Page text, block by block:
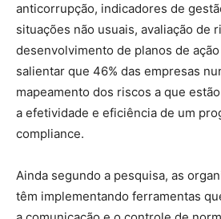
anticorrupção, indicadores de
situações não usuais, avaliação de
desenvolvimento de planos de
salientar que 46% das empresas
mapeamento dos riscos a que
a efetividade e eficiência de um
compliance.
Ainda segundo a pesquisa, as
têm implementando ferramentas